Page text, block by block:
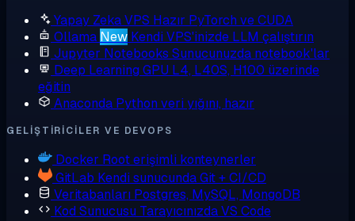
Yapay Zeka VPS Hazır PyTorch ve CUDA
Ollama New Kendi VPS'inizde LLM çalıştırın
Jupyter Notebooks Sunucunuzda notebook'lar
Deep Learning GPU L4, L40S, H100 üzerinde
eğitin
Anaconda Python veri yığını, hazır
GELIŞTIRICILER VE DEVOPS
Docker Root erişimli konteynerler
GitLab Kendi sunucunda Git + CI/CD
Veritabanları Postgres, MySQL, MongoDB
Kod Sunucusu Tarayıcınızda VS Code